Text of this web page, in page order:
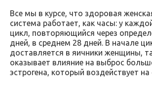
Все мы в курсе, что здоровая
система работает, как часы: у
цикл, повторяющийся через
дней, в среднем 28 дней. В начале
доставляется в яичники женщины,
оказывает влияние на выброс
эстрогена, который воздействует